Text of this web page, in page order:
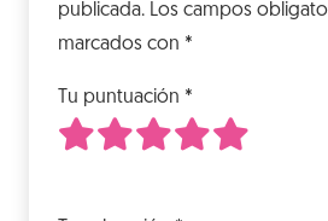
publicada. Los campos
marcados con *
Tu puntuación *